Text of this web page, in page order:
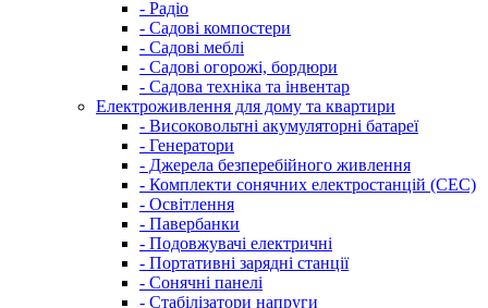
- Радіо
- Садові компостери
- Садові меблі
- Садові огорожі, бордюри
- Садова техніка та інвентар
Електроживлення для дому та квартири
- Високовольтні акумуляторні батареї
- Генератори
- Джерела безперебійного живлення
- Комплекти сонячних електростанцій (СЕС)
- Освітлення
- Павербанки
- Подовжувачі електричні
- Портативні зарядні станції
- Сонячні панелі
- Стабілізатори напруги